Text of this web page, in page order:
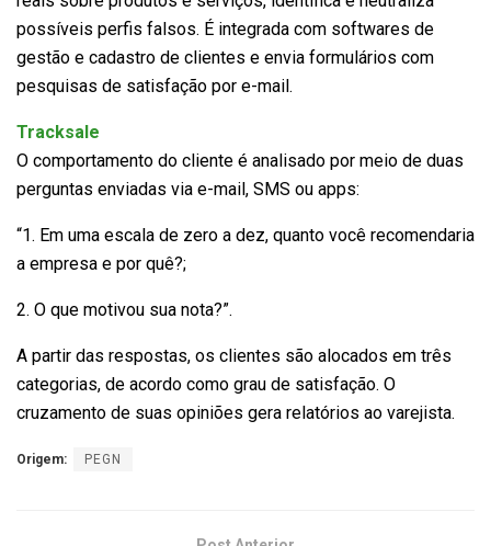
possíveis perfis falsos. É integrada com softwares de
gestão e cadastro de clientes e envia formulários com
pesquisas de satisfação por e-mail.
Tracksale
O comportamento do cliente é analisado por meio de duas
perguntas enviadas via e-mail, SMS ou apps:
“1. Em uma escala de zero a dez, quanto você recomendaria
a empresa e por quê?;
2. O que motivou sua nota?”.
A partir das respostas, os clientes são alocados em três
categorias, de acordo como grau de satisfação. O
cruzamento de suas opiniões gera relatórios ao varejista.
Origem: PEGN